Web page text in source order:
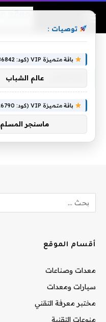
أقسام الموقع
معدات وصناعات
سيارات ومعدات
مختبر معرفة التقني
منوعات التقنية
توصيات :
باقة متميزة VIP (كود: AA86842):
عالم الشباب
باقة متميزة VIP (كود: AA26790):
ماسنجر المسلم